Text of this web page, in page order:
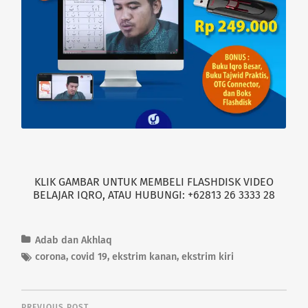
KLIK GAMBAR UNTUK MEMBELI FLASHDISK VIDEO
BELAJAR IQRO, ATAU HUBUNGI: +62813 26 3333 28
Adab dan Akhlaq
corona,covid 19,ekstrim kanan,ekstrim kiri